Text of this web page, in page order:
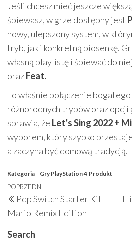
Jeśli chcesz mieć jeszcze
śpiewasz, w grze dostępny jest
nowy, ulepszony system, w
tryb, jak i konkretną piosenkę.
własną playlistę i śpiewać do
orazFeat.
To właśnie połączenie
różnorodnych trybów oraz opcji
sprawia, że Let’s Sing 2022 +
wyborem, który szybko
a zaczyna być domową tradycją.
Kategoria Gry PlayStation 4 Produkt
Nawigacja
wpisu
Poprzedni
wpis
POPRZEDNI
Pdp Switch Starter Kit
Mario Remix Edition
Search